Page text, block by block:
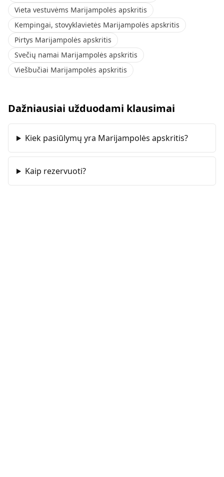
Vieta vestuvėms Marijampolės apskritis
Kempingai, stovyklavietės Marijampolės apskritis
Pirtys Marijampolės apskritis
Svečių namai Marijampolės apskritis
Viešbučiai Marijampolės apskritis
Dažniausiai užduodami klausimai
Kiek pasiūlymų yra Marijampolės apskritis?
Kaip rezervuoti?